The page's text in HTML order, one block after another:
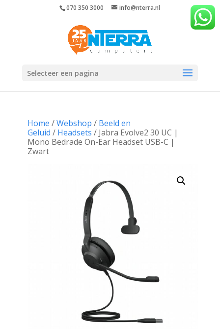
070 350 3000 info@nterra.nl
Selecteer een pagina
Home /Webshop / Beeld en
Geluid / Headsets / Jabra Evolve2 30 UC |
Mono Bedrade On-Ear Headset USB-C |
Zwart